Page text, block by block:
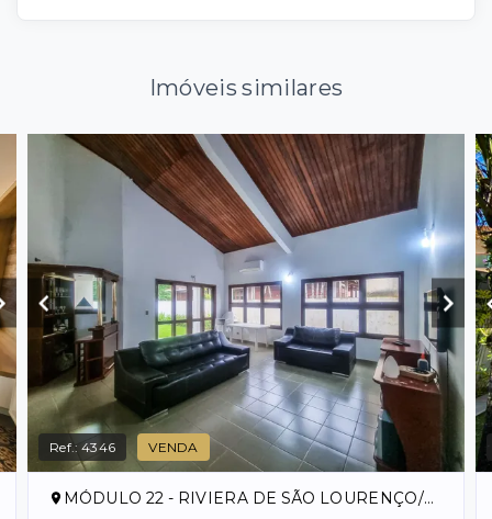
Imóveis similares
Ref.:4346 VENDA
MÓDULO 22 - RIVIERA DE SÃO LOURENÇO/SP